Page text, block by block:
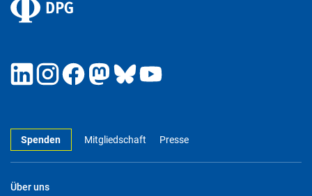
Spenden Mitgliedschaft Presse
Über uns